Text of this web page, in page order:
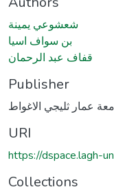
شعشوعي يمينة
بن سواف اسيا
قفاف عبد الرحمان
Publisher
عمار ثليجي الاغواط
URI
https://dspace.lagh-
Collections